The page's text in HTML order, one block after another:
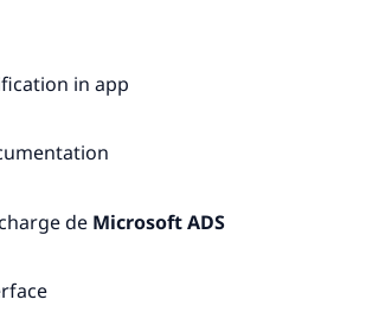
in app
de Microsoft ADS